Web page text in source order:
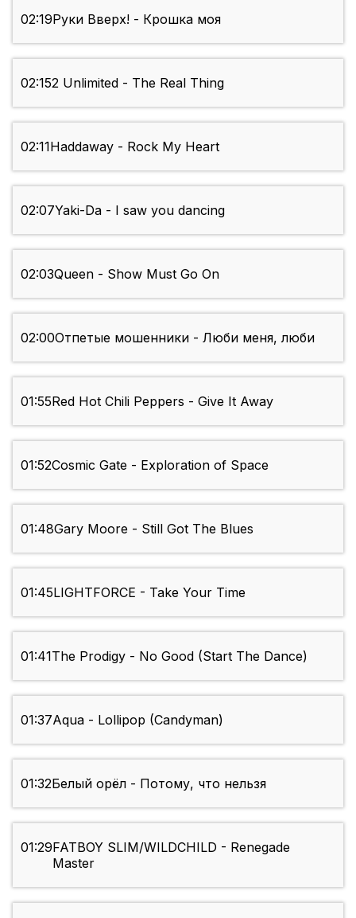
02:19Руки Вверх! - Крошка моя
02:152 Unlimited - The Real Thing
02:11Haddaway - Rock My Heart
02:07Yaki-Da - I saw you dancing
02:03Queen - Show Must Go On
02:00Отпетые мошенники - Люби меня, люби
01:55Red Hot Chili Peppers - Give It Away
01:52Cosmic Gate - Exploration of Space
01:48Gary Moore - Still Got The Blues
01:45LIGHTFORCE - Take Your Time
01:41The Prodigy - No Good (Start The Dance)
01:37Aqua - Lollipop (Candyman)
01:32Белый орёл - Потому, что нельзя
01:29FATBOY SLIM/WILDCHILD - Renegade
Master